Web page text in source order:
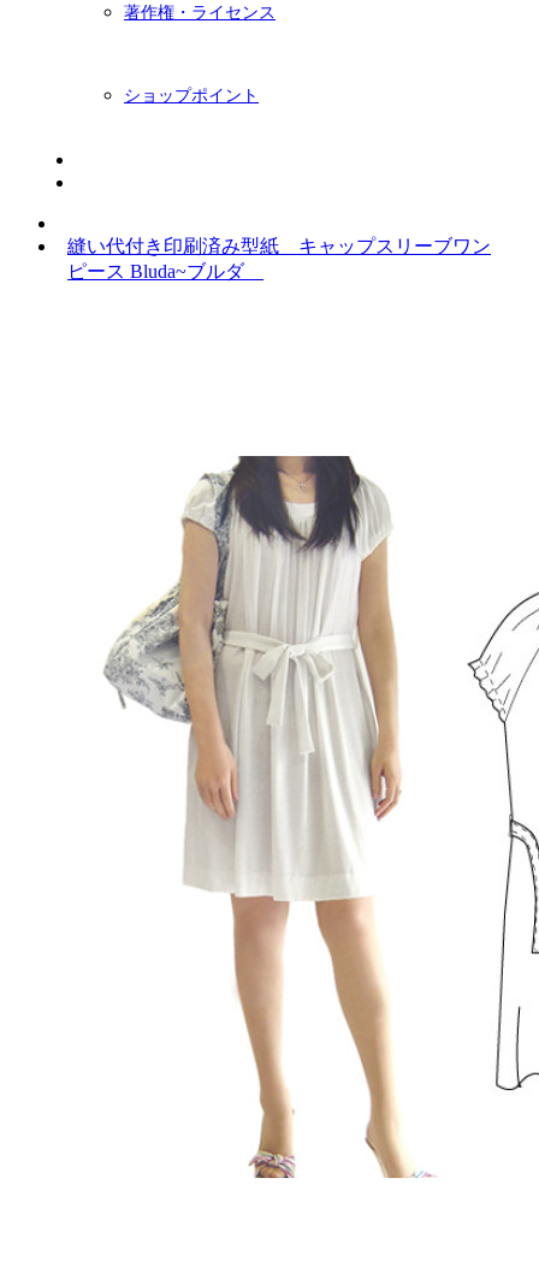
著作権・ライセンス
ショップポイント
縫い代付き印刷済み型紙 キャップスリーブワン
ピース Bluda~ブルダ